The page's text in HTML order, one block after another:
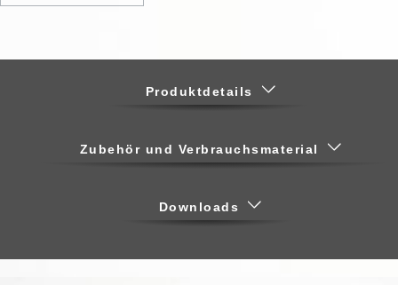
Produktdetails
Zubehör und Verbrauchsmaterial
Downloads